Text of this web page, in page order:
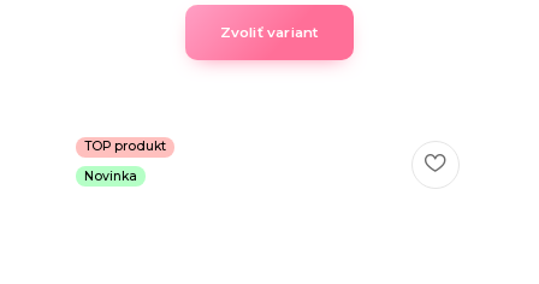
Zvoliť variant
TOP produkt
Novinka